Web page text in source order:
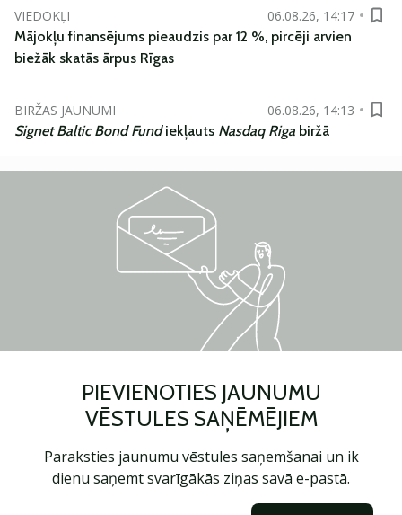
VIEDOKĻI
06.08.26, 14:17
Mājokļu finansējums pieaudzis par 12 %, pircēji arvien
biežāk skatās ārpus Rīgas
BIRŽAS JAUNUMI
06.08.26, 14:13
Signet Baltic Bond Fundiekļauts Nasdaq Riga biržā
PIEVIENOTIES JAUNUMU
VĒSTULES SAŅĒMĒJIEM
Paraksties jaunumu vēstules saņemšanai un ik
dienu saņemt svarīgākās ziņas savā e-pastā.